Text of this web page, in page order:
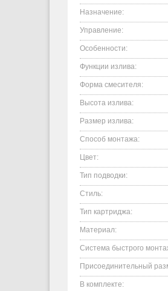
Назначение:
Управление:
Особенности:
Функции излива:
Форма смесителя:
Высота излива:
Размер излива:
Способ монтажа:
Цвет:
Тип подводки:
Стиль:
Тип картриджа:
Материал:
Система быстрого
Присоединительный
В комплекте: